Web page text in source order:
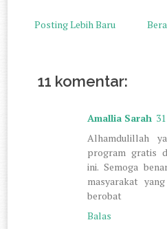
Posting Lebih Baru
11 komentar:
Amallia Sarah
Alhamdulillah
program gratis
ini. Semoga
masyarakat
berobat
Balas